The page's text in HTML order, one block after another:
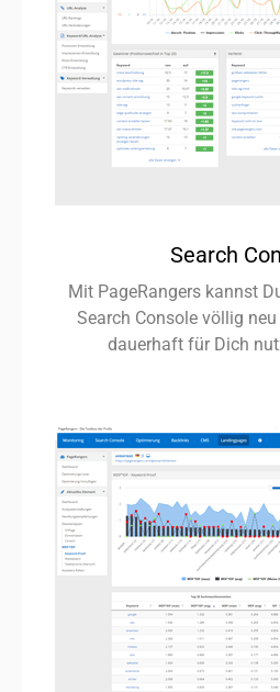
Search
Mit PageRangers kannst
Search Console völlig
dauerhaft für Dich